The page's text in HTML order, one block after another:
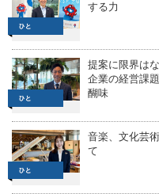
する力
提案に限界は
企業の経営課
醐味
音楽、文化芸
て